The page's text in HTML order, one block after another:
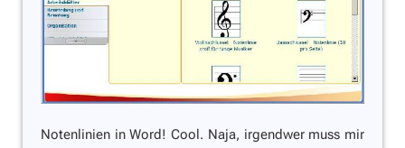
Notenlinien in Word! Cool. Naja, irgendwer muss mir